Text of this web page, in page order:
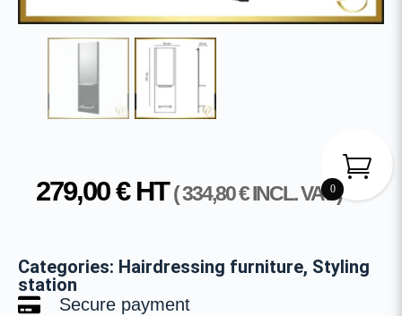
279,00€HT (334,80€INCL. VAT )
Categories: Hairdressing furniture, Styling
station
Secure payment
0